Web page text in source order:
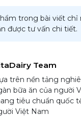
trong bài viết
được tư vấn chi tiết.
Team
trên nền tảng
bữa ăn của người
tiêu chuẩn quốc
Việt Nam